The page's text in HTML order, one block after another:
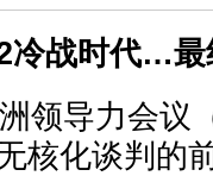
冷战时代…
领导力会议
核化谈判的